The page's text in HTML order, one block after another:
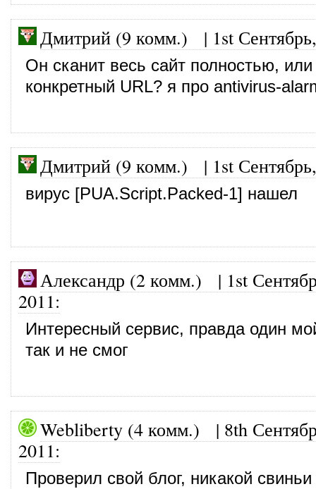
Дмитрий (9 комм.) | 1st
Он сканит весь сайт полностью, или
конкретный URL? я про antivirus-
Дмитрий (9 комм.) | 1st
вирус [PUA.Script.Packed-1] нашел
Александр (2 комм.) | 1st
2011:
Интересный сервис, правда один
так и не смог
Webliberty (4 комм.) | 8th
2011:
Проверил свой блог, никакой